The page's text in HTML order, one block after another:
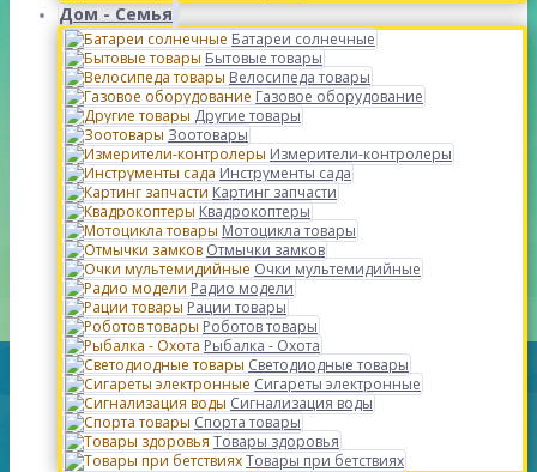
Дом - Семья
Батареи солнечные
Бытовые товары
Велосипеда товары
Газовое оборудование
Другие товары
Зоотовары
Измерители-контролеры
Инструменты сада
Картинг запчасти
Квадрокоптеры
Мотоцикла товары
Отмычки замков
Очки мультемидийные
Радио модели
Рации товары
Роботов товары
Рыбалка - Охота
Светодиодные товары
Сигареты электронные
Сигнализация воды
Спорта товары
Товары здоровья
Товары при бетствиях